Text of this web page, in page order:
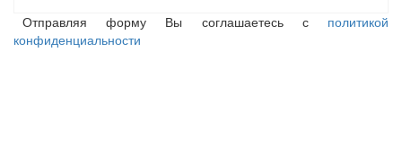
Отправляя форму Вы соглашаетесь с политикой
конфиденциальности